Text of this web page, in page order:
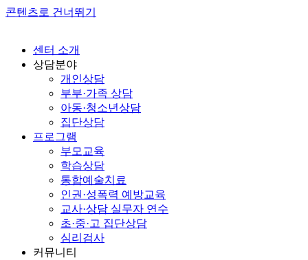
콘텐츠로 건너뛰기
센터 소개
상담분야
개인상담
부부·가족 상담
아동·청소년상담
집단상담
프로그램
부모교육
학습상담
통합예술치료
인권·성폭력 예방교육
교사·상담 실무자 연수
초·중·고 집단상담
심리검사
커뮤니티